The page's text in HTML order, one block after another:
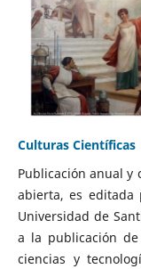
Culturas Científicas
Publicación anual y
abierta, es editada
Universidad de
a la publicación
ciencias y